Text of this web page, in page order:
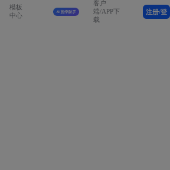
模板
中心
客户
端/APP下
载
注册/登